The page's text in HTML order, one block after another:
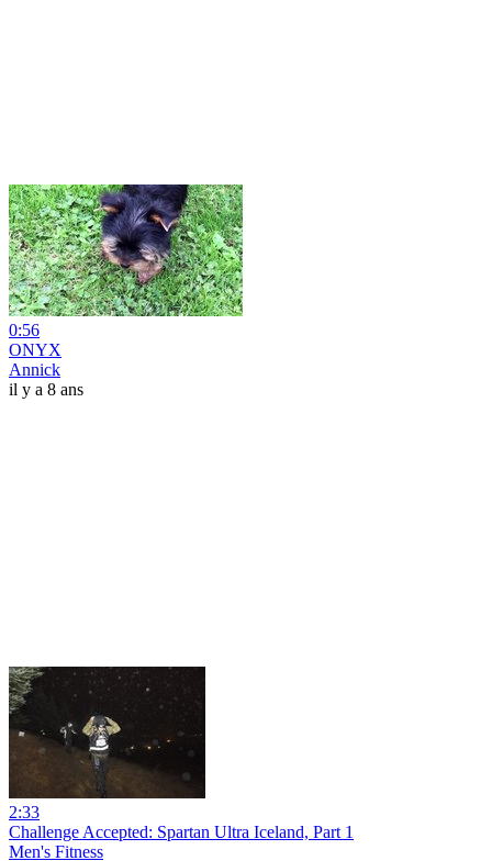
0:56
ONYX
Annick
il y a 8 ans
2:33
Challenge Accepted: Spartan Ultra Iceland, Part 1
Men's Fitness